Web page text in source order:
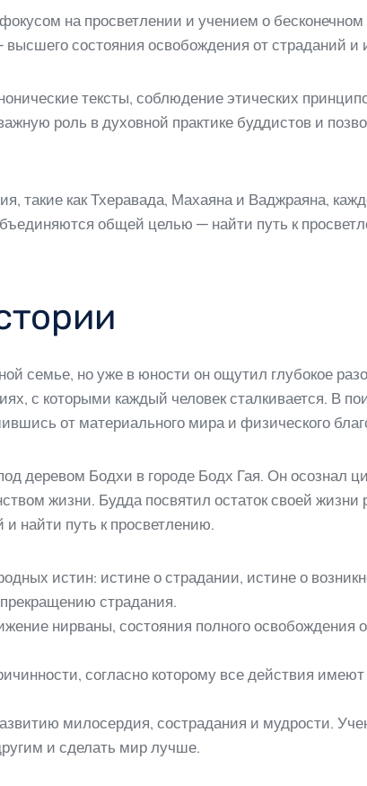
на просветлении и учением о
состояния освобождения от страданий и
тексты, соблюдение этических
роль в духовной практике буддистов и
такие как Тхеравада, Махаяна и Ваджраяна,
общей целью — найти путь к
семье, но уже в юности он ощутил глубокое
с которыми каждый человек сталкивается. В
от материального мира и физического
деревом Бодхи в городе Бодх Гая. Он осознал
жизни. Будда посвятил остаток своей жизни
найти путь к просветлению.
истин: истине о страдании, истине о
страдания.
нирваны, состояния полного освобождения
согласно которому все действия имеют
милосердия, сострадания и мудрости.
и сделать мир лучше.